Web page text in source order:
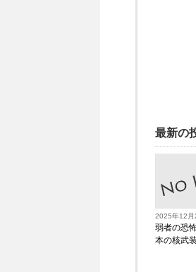
最新の
2025年12月
弱者の恐
本の核武